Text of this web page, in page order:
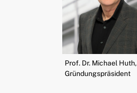
Menü aufklappen
Menü aufklappen
Menü aufklappenProf. Dr. Michael Huth,
Gründungspräsident